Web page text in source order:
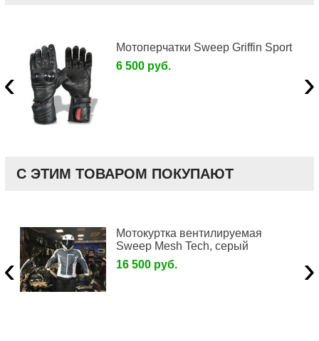
Мотоперчатки Sweep Griffin Sport
6 500 руб.
‹ ›
С ЭТИМ ТОВАРОМ ПОКУПАЮТ
Мотокуртка вентилируемая
Sweep Mesh Tech, серый
16 500 руб.
‹ ›